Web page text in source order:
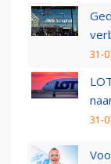
31-
31-